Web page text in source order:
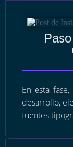
En esta
desarrollo,
fuentes